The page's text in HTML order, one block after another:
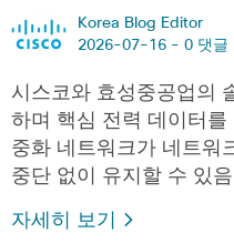
Korea Blog Editor
2026-07-16 - 0 댓글
시스코와 효성중공업의
하며 핵심 전력 데이터를
중화 네트워크가 네트워
중단 없이 유지할 수 있
자세히 보기